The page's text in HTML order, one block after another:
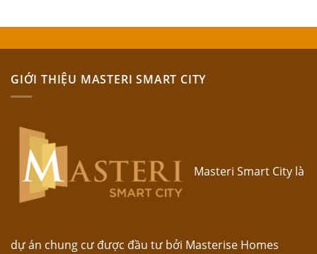
GIỚI THIỆU MASTERI SMART CITY
Masteri Smart City là
dự án chung cư được đầu tư bởi Masterise Homes